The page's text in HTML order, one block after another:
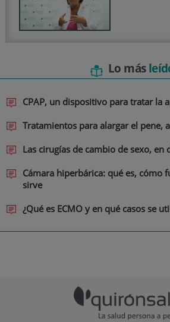
Lo más
CPAP, un dispositivo para tratar la
Tratamientos para alargar el pene,
Las cirugías de cambio de sexo, en
Cámara hiperbárica: qué es, cómo
sirve
¿Qué es ECMO y en qué casos se